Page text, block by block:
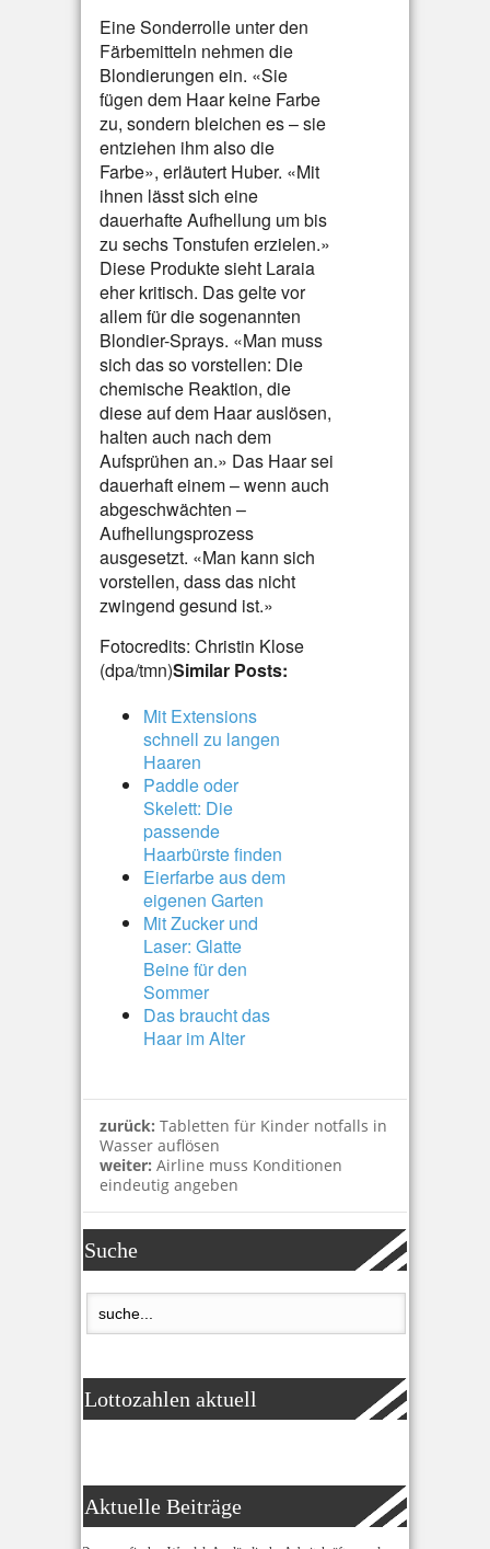
Eine Sonderrolle unter den
Färbemitteln nehmen die
Blondierungen ein. «Sie
fügen dem Haar keine Farbe
zu, sondern bleichen es – sie
entziehen ihm also die
Farbe», erläutert Huber. «Mit
ihnen lässt sich eine
dauerhafte Aufhellung um bis
zu sechs Tonstufen erzielen.»
Diese Produkte sieht Laraia
eher kritisch. Das gelte vor
allem für die sogenannten
Blondier-Sprays. «Man muss
sich das so vorstellen: Die
chemische Reaktion, die
diese auf dem Haar auslösen,
halten auch nach dem
Aufsprühen an.» Das Haar sei
dauerhaft einem – wenn auch
abgeschwächten –
Aufhellungsprozess
ausgesetzt. «Man kann sich
vorstellen, dass das nicht
zwingend gesund ist.»
Fotocredits: Christin Klose
(dpa/tmn)Similar Posts:
Mit Extensions
schnell zu langen
Haaren
Paddle oder
Skelett: Die
passende
Haarbürste finden
Eierfarbe aus dem
eigenen Garten
Mit Zucker und
Laser: Glatte
Beine für den
Sommer
Das braucht das
Haar im Alter
zurück: Tabletten für Kinder notfalls in
Wasser auflösen
weiter: Airline muss Konditionen
eindeutig angeben
Suche
Lottozahlen aktuell
Aktuelle Beiträge